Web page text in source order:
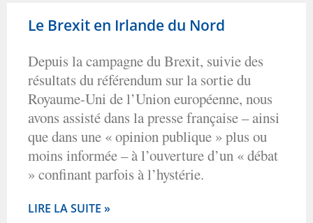
Le Brexit en Irlande du Nord
Depuis la campagne du Brexit, suivie des
résultats du référendum sur la sortie du
Royaume-Uni de l’Union européenne, nous
avons assisté dans la presse française – ainsi
que dans une « opinion publique » plus ou
moins informée – à l’ouverture d’un « débat
» confinant parfois à l’hystérie.
LIRE LA SUITE »